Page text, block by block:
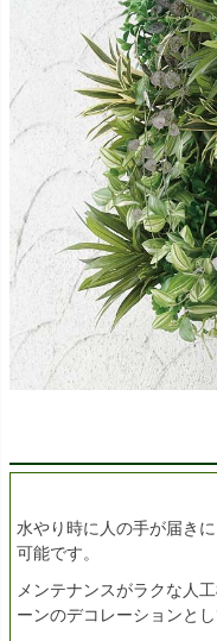
水やり時に人の手が届き
可能です。
メンテナンスがラクな人
ーンのデコレーションとし